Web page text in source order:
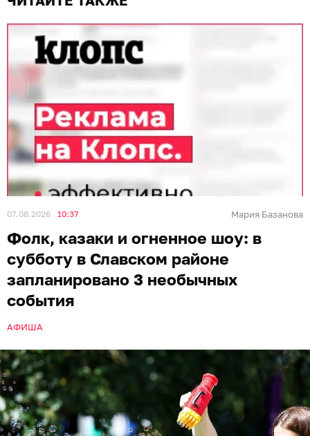
07.08.2026 10:37 Мария Базанова
Фолк, казаки и огненное шоу: в
субботу в Славском районе
запланировано 3 необычных
события
АФИША